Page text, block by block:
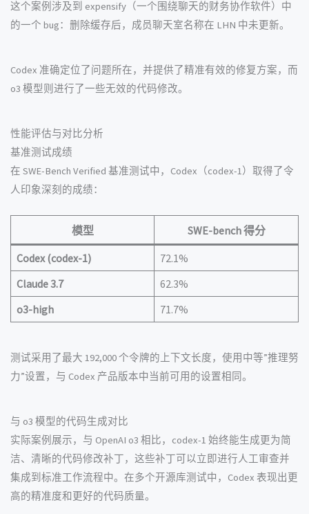
这个案例涉及到 expensify（一个围绕聊天的财务协作软件）中
的一个 bug：删除缓存后，成员聊天室名称在 LHN 中未更新。
Codex 准确定位了问题所在，并提供了精准有效的修复方案，而
o3 模型则进行了一些无效的代码修改。
性能评估与对比分析
基准测试成绩
在 SWE-Bench Verified 基准测试中，Codex（codex-1）取得了令
人印象深刻的成绩：
模型
SWE-bench 得分
Codex (codex-1)
72.1%
Claude 3.7
62.3%
o3-high
71.7%
测试采用了最大 192,000 个令牌的上下文长度，使用中等”推理努
力”设置，与 Codex 产品版本中当前可用的设置相同。
与 o3 模型的代码生成对比
实际案例展示，与 OpenAI o3 相比，codex-1 始终能生成更为简
洁、清晰的代码修改补丁，这些补丁可以立即进行人工审查并
集成到标准工作流程中。在多个开源库测试中，Codex 表现出更
高的精准度和更好的代码质量。